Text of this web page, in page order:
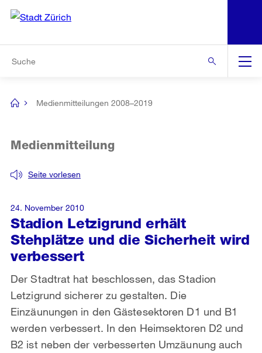
Navigation
[no
Medienmitteilungen 2008–2019
Stadion Letzigrund erhält
Stehplätze und die Sicherheit wird
verbessert
Seite vorlesen
Medienmitteilung
Der Stadtrat hat beschlossen, das Stadion
Letzigrund sicherer zu gestalten. Die
Einzäunungen in den Gästesektoren D1 und B1
werden verbessert. In den Heimsektoren D2 und
B2 ist neben der verbesserten Umzäunung auch
24. November 2010